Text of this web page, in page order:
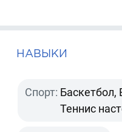
НАВЫКИ
Спорт: Баскетбол,
Теннис